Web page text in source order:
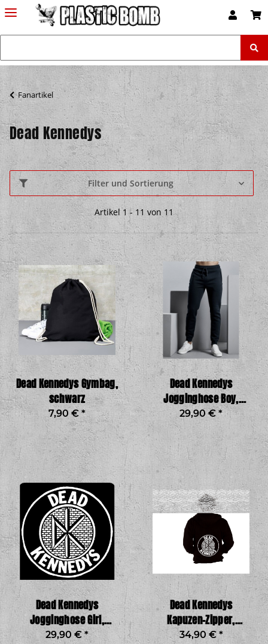
Fanartikel
Dead Kennedys
Filter und Sortierung
Artikel 1 - 11 von 11
Dead Kennedys Gymbag,
schwarz
7,90 € *
Dead Kennedys
Jogginghose Boy,
schwarz
29,90 €*
Dead Kennedys
Jogginghose Girl,
schwarz
29,90 €*
Dead Kennedys
Kapuzen-Zipper,
schwarz
34,90 € *